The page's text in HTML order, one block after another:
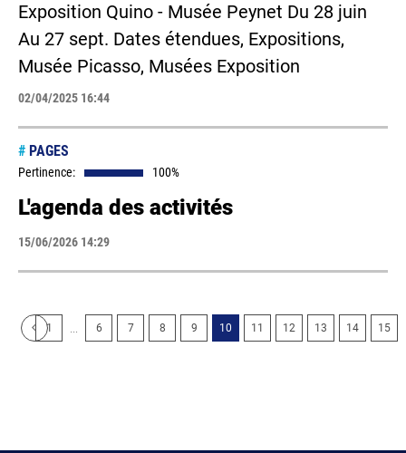
Exposition Quino - Musée Peynet Du 28 juin
Au 27 sept. Dates étendues, Expositions,
Musée Picasso, Musées Exposition
02/04/2025 16:44
# PAGES
Pertinence: 100%
L'agenda des activités
15/06/2026 14:29
1 6 7 8 9 10 11 12 13 14 15